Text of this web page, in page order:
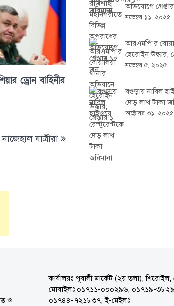
ড্রোন বাহিনীর
যাত্রীরা
অভিযোগে
নভেম্বর ১১, ২০২৫
আরএমপি’র
হেরোইন উদ্ধার;
নভেম্বর ৫, ২০২৫
বগুড়ায় নাবিল
দেড় লাখ টাকা
অক্টোবর ৩১, ২০২৫
ও
কার্যালয়ঃ পূবালী মার্কেট (২য় তলা), শিরোইল,
মোবাইলঃ ০১৭১১-০০০২৯৬, ০১৭১৯-
০১৭৪৪-৭২১৮৩৭, ই-মেইলঃ